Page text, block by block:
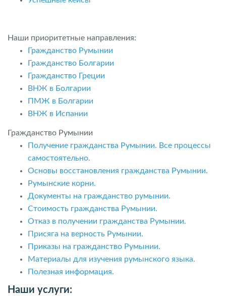
Наши приоритетные направления:
Гражданство Румынии
Гражданство Болгарии
Гражданство Греции
ВНЖ в Болгарии
ПМЖ в Болгарии
ВНЖ в Испании
Гражданство Румынии
Получение гражданства Румынии. Все процессы
самостоятельно.
Основы восстановления гражданства Румынии.
Румынские корни.
Документы на гражданство румынии.
Стоимость гражданства Румынии.
Отказ в получении гражданства Румынии.
Присяга на верность Румынии.
Приказы на гражданство Румынии.
Материалы для изучения румынского языка.
Полезная информация.
Наши услуги: